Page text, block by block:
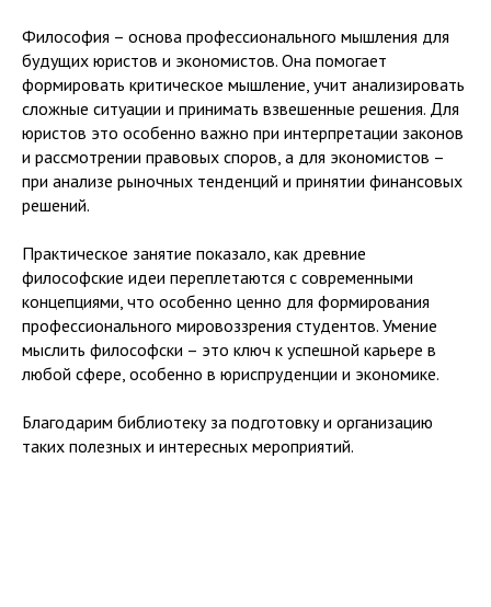
Философия – основа профессионального мышления для
будущих юристов и экономистов. Она помогает
формировать критическое мышление, учит анализировать
сложные ситуации и принимать взвешенные решения. Для
юристов это особенно важно при интерпретации законов
и рассмотрении правовых споров, а для экономистов –
при анализе рыночных тенденций и принятии финансовых
решений.
Практическое занятие показало, как древние
философские идеи переплетаются с современными
концепциями, что особенно ценно для формирования
профессионального мировоззрения студентов. Умение
мыслить философски – это ключ к успешной карьере в
любой сфере, особенно в юриспруденции и экономике.
Благодарим библиотеку за подготовку и организацию
таких полезных и интересных мероприятий.